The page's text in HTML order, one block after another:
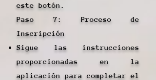
este botón.
Paso 7: Proceso de
Inscripción
Sigue las instrucciones
proporcionadas en la
aplicación para completar el